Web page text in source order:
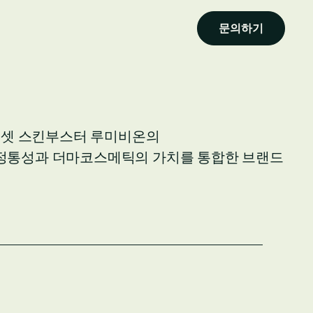
문의하기
스킨부스터 루미비온의
성과 더마코스메틱의 가치를 통합한 브랜드